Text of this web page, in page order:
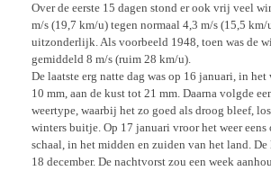
Over de eerste 15 dagen stond er ook vrij veel
m/s (19,7 km/u) tegen normaal 4,3 m/s (15,5
uitzonderlijk. Als voorbeeld 1948, toen was de
gemiddeld 8 m/s (ruim 28 km/u).
De laatste erg natte dag was op 16 januari, in het
10 mm, aan de kust tot 21 mm. Daarna volgde
weertype, waarbij het zo goed als droog bleef,
winters buitje. Op 17 januari vroor het weer
schaal, in het midden en zuiden van het land. De
18 december. De nachtvorst zou een week